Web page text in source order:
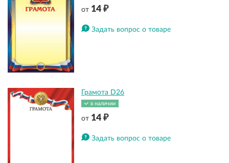
от14 ₽
Задать вопрос о товаре
Грамота D26
в наличии
от14 ₽
Задать вопрос о товаре